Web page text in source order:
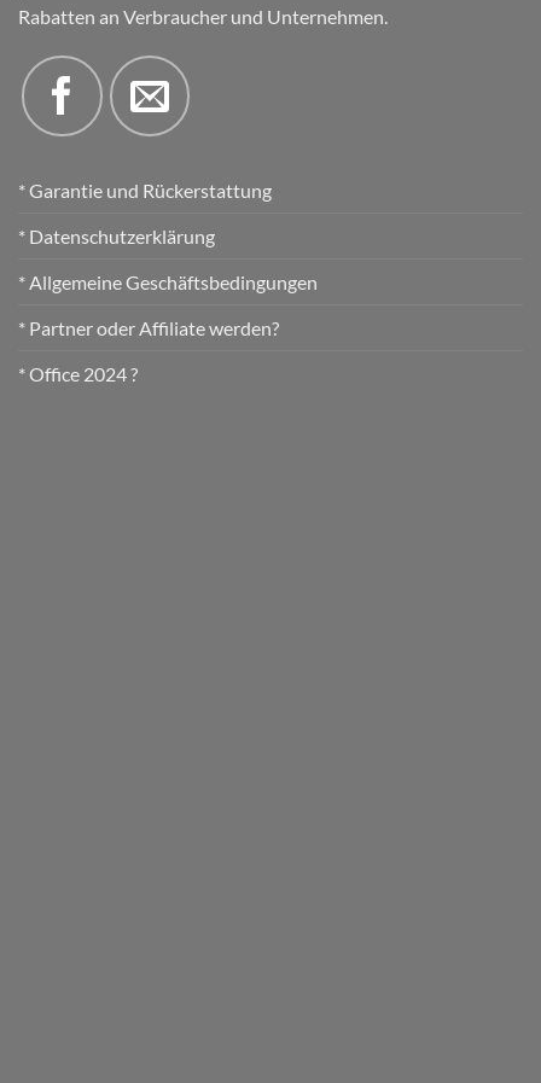
Rabatten an Verbraucher und Unternehmen.
* Garantie und Rückerstattung
* Datenschutzerklärung
* Allgemeine Geschäftsbedingungen
* Partner oder Affiliate werden?
* Office 2024 ?